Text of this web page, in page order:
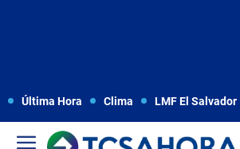
Última Hora Clima LMF El Salvador